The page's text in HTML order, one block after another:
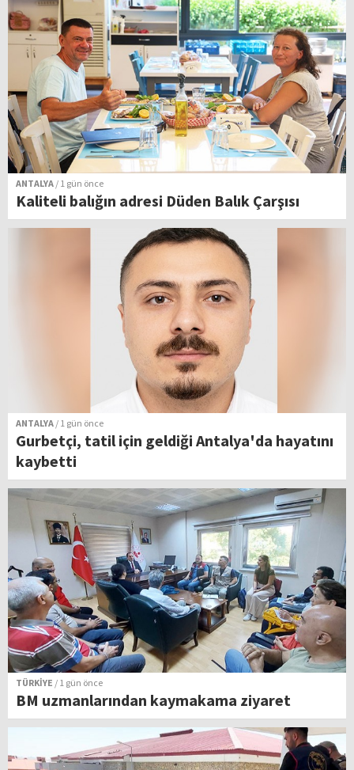
ANTALYA / 1 gün önce
Kaliteli balığın adresi Düden Balık Çarşısı
ANTALYA / 1 gün önce
Gurbetçi, tatil için geldiği Antalya'da hayatını
kaybetti
TÜRKİYE / 1 gün önce
BM uzmanlarından kaymakama ziyaret